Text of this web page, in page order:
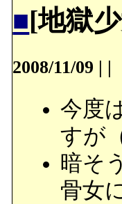
■[地獄
2008/11/09 | |
今度
すが
暗そ
骨女